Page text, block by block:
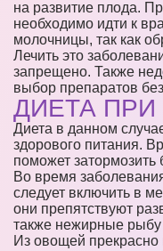
на развитие плода.
необходимо идти к
молочницы, так как
Лечить это
запрещено. Также
выбор препаратов
ДИЕТА
Диета в данном
здорового питания.
поможет
Во время
следует включить в
они препятствуют
также нежирные
Из овощей прекрасно